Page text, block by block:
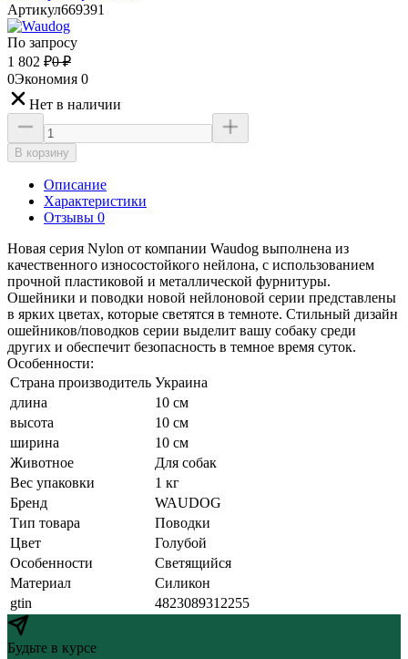
Артикул669391
По запросу
1 802 ₽0 ₽
0Экономия 0
Нет в наличии
В корзину
Описание
Характеристики
Отзывы 0
Новая серия Nylon от компании Waudog выполнена из
качественного износостойкого нейлона, с использованием
прочной пластиковой и металлической фурнитуры.
Ошейники и поводки новой нейлоновой серии представлены
в ярких цветах, которые светятся в темноте. Стильный дизайн
ошейников/поводков серии выделит вашу собаку среди
других и обеспечит безопасность в темное время суток.
Особенности:
Страна производитель Украина
длина
10 см
высота
10 см
ширина
10 см
Животное
Для собак
Вес упаковки
1 кг
Бренд
WAUDOG
Тип товара
Поводки
Цвет
Голубой
Особенности
Светящийся
Материал
Силикон
gtin
4823089312255
Будьте в курсе